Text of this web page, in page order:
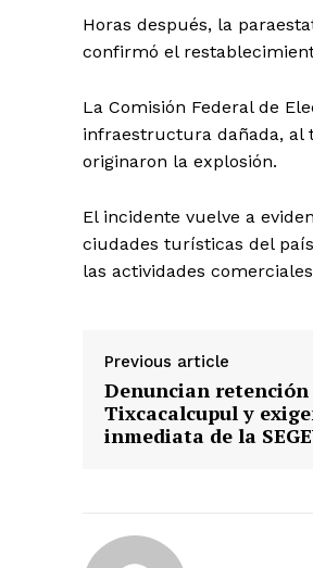
Horas después, la
confirmó el
La Comisión Federal de
infraestructura dañada, al
originaron la explosión.
El incidente vuelve a
ciudades turísticas del
las actividades
Previous article
Denuncian
Tixcacalcupul y
inmediata de la